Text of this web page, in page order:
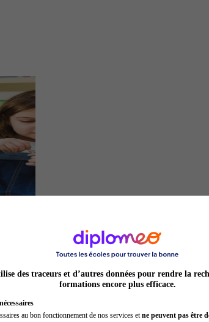
Auxiliaire de puériculture
des traceurs et d’autres données pour rendre la
formations encore plus efficace.
au bon fonctionnement de nos services et ne peuvent pas être